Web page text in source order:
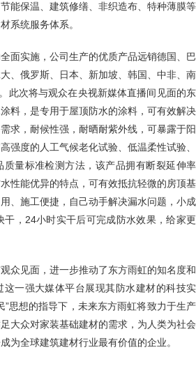
能保温、建筑修缮、非织造布、特种薄膜等
系统服务体系。
面实施，公司生产的优质产品远销德国、巴
、俄罗斯、日本、新加坡、韩国、中非、南
此次将与观众在央视新媒体直播间见面的东
料，是专用于屋顶防水的涂料，可有效解决
求，耐候性强，耐晒耐紫外线，可暴露于阳
强度的人工气候老化试验、低温柔性试验、
量标准检测方法，该产品拥有断裂延伸率
性能优异的特点，可有效抵抗轻微的房顶基
、施工便捷，自己动手解决漏水问题，小成
，24小时实干后可完成防水效果，给家更
众见面，进一步推动了东方雨虹的知名度和
这一强大媒体平台展现其防水建材的科技实
”思想的指导下，未来东方雨虹将致力于生产
大众对家装基础建材的需求，为人类为社会
为全球建筑建材行业最有价值的企业。